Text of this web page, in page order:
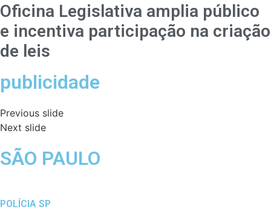
Oficina Legislativa amplia público
e incentiva participação na criação
de leis
publicidade
Previous slide
Next slide
SÃO PAULO
POLÍCIA SP